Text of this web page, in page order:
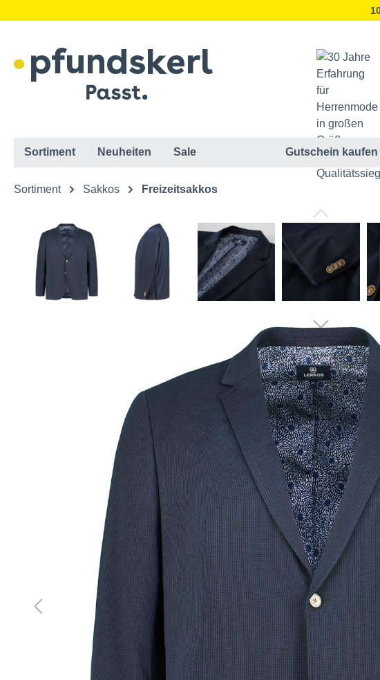
Sortiment Neuheiten Sale Gutschein kaufen
Sortiment Sakkos Freizeitsakkos